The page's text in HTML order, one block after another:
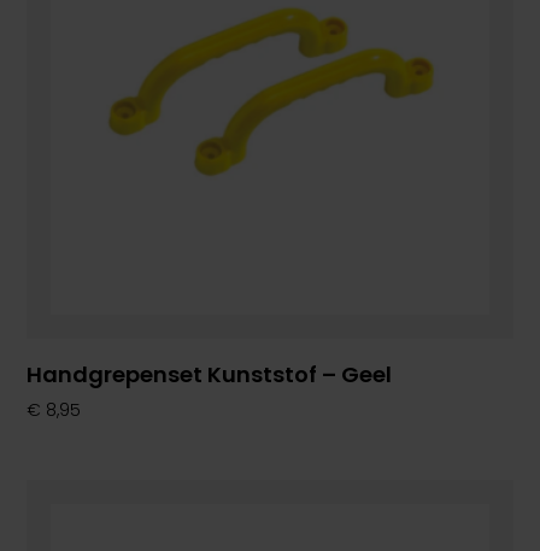
Handgrepenset Kunststof – Geel
€ 8,95